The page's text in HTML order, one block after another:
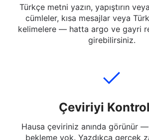
Metin Ekle
Türkçe metni yazın, yapıştırın
cümleler, kısa mesajlar veya
Çeviriyi